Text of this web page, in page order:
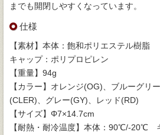
までも開閉しやすくなっています。
仕様
【素材】本体：飽和ポリエステル樹脂
キャップ：ポリプロピレン
【重量】94g
【カラー】オレンジ(OG)、ブルーグリ
(CLER)、グレー(GY)、レッド(RD)
【サイズ】Φ7×14.7cm
【耐熱・耐冷温度】本体：90℃/-20℃